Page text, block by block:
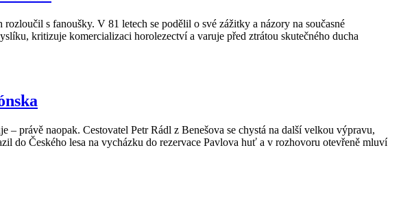
s fanoušky. V 81 letech se podělil o své zážitky a názory na současné
kritizuje komercializaci horolezectví a varuje před ztrátou skutečného ducha
právě naopak. Cestovatel Petr Rádl z Benešova se chystá na další velkou výpravu,
do Českého lesa na vycházku do rezervace Pavlova huť a v rozhovoru otevřeně mluví